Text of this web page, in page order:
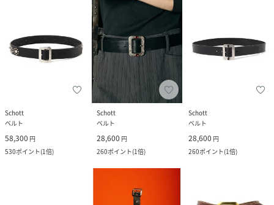
Schott
ベルト
58,300 円
530ポイント(1倍)
Schott
ベルト
28,600 円
260ポイント(1倍)
Schott
ベルト
28,600 円
260ポイント(1倍)